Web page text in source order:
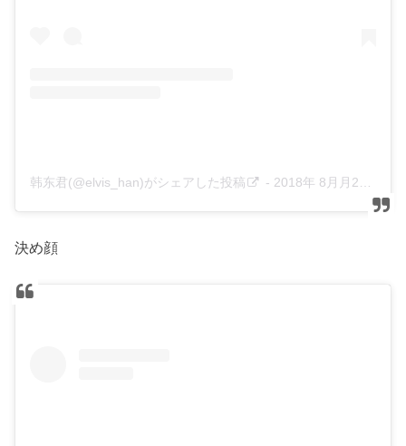
韩东君(@elvis_han)がシェアした投稿 - 2018年 8月月28日午前8時58分PDT
決め顔